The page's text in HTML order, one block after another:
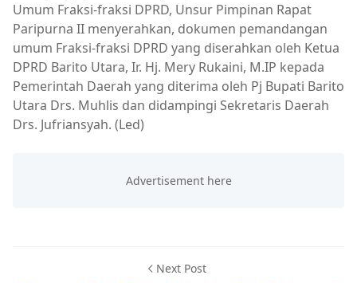
Umum Fraksi-fraksi DPRD, Unsur Pimpinan Rapat
Paripurna II menyerahkan, dokumen pemandangan
umum Fraksi-fraksi DPRD yang diserahkan oleh Ketua
DPRD Barito Utara, Ir. Hj. Mery Rukaini, M.IP kepada
Pemerintah Daerah yang diterima oleh Pj Bupati Barito
Utara Drs. Muhlis dan didampingi Sekretaris Daerah
Drs. Jufriansyah. (Led)
Next Post